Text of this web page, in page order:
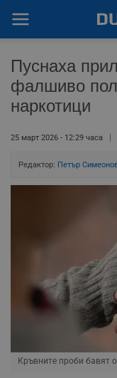
Пуснаха
фалшиво
наркотици
25 март 2026 - 12:29 часа
Редактор: Петър
Кръвните проби бавят